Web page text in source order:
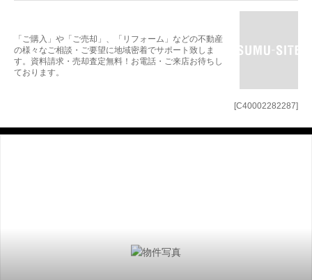
[C40002282287]
「ご購入」や「ご売却」、「リフォーム」などの不動産
の様々なご相談・ご要望に地域密着でサポート致しま
す。資料請求・売却査定無料！お電話・ご来店お待ちし
ております。